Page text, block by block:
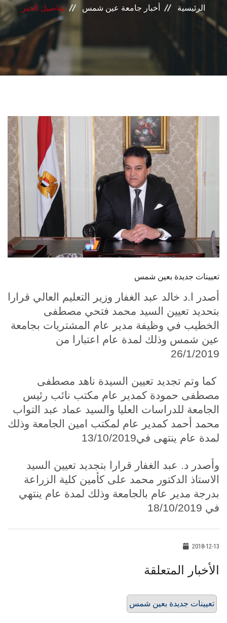
البحث العلمي
الرعاية الصحية
المراكز والوحدات
الإعلام
تواصل معنا
الطلاب
هيئة التدريس
الدراسات العليا
الخريجين
سجل الان
الرئيسية أخبار جامعة عين شمس تفاصيل الخبر
تعيينات جديدة بعين شمس
أصدر ا.د خالد عبد الغفار وزير التعليم العالي قرارا
بتحديد تعيين السيد محمد فتحي مصطفى
الخطيب في وظيفة مدير عام المشتريات بجامعة
عين شمس وذلك لمدة عام اعتبارا من
26/1/2019
كما وتم تجديد تعيين السيدة ناهد مصطفى
مصطفى حمودة كمدير عام مكتب نائب رئيس
الجامعة للدراسات العليا والسيد عماد عبد التواب
محمد أحمد كمدير عام لمكتب امين الجامعة وذلك
لمدة عام ينتهى في13/10/2019
وأصدر د. عبد الغفار قرارا بتجديد تعيين السيد
الاستاذ الدكتور محمد على كأمين كلية الزراعة
بدرجة مدير عام بالجامعة وذلك لمدة عام ينتهي
في 18/10/2019
2018-12-13
الأخبار المتعلقة
تعيينات جديدة بعين شمس